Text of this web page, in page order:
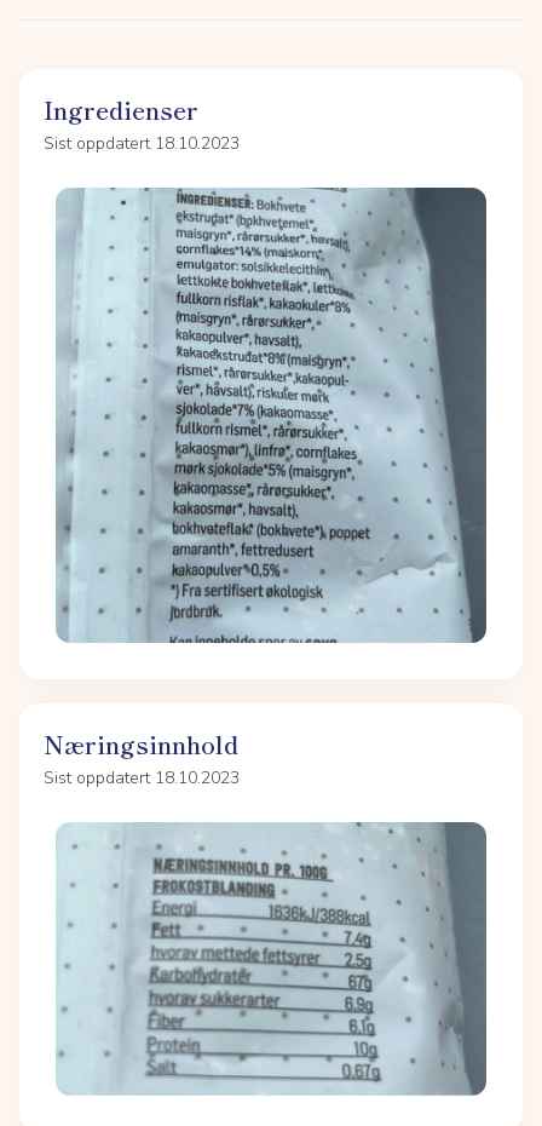
Ingredienser
Sist oppdatert 18.10.2023
Næringsinnhold
Sist oppdatert 18.10.2023